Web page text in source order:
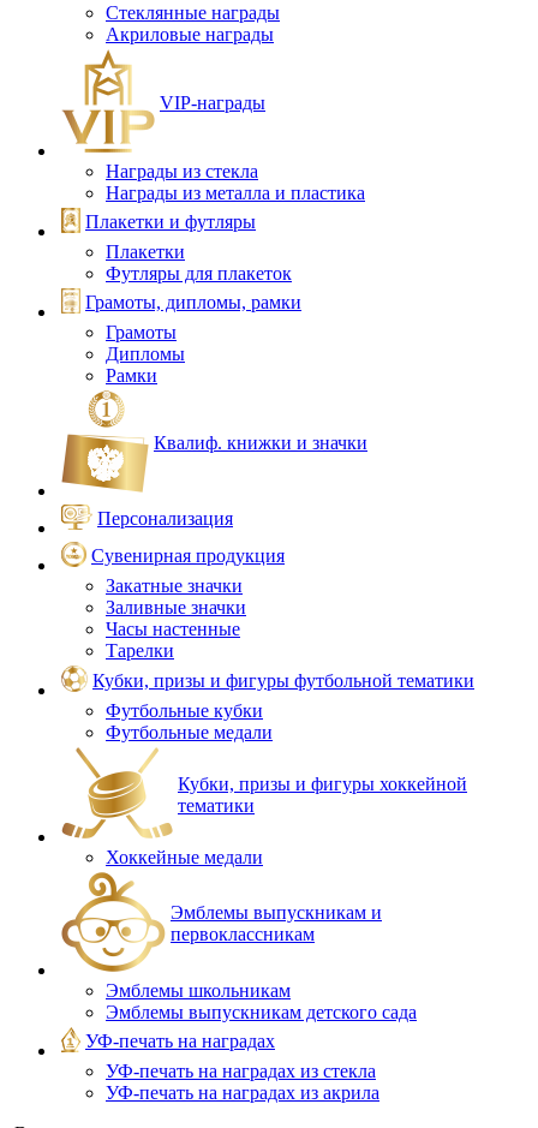
Стеклянные награды
Акриловые награды
VIP‑награды
Награды из стекла
Награды из металла и пластика
Плакетки и футляры
Плакетки
Футляры для плакеток
Грамоты, дипломы, рамки
Грамоты
Дипломы
Рамки
Квалиф. книжки и значки
Персонализация
Сувенирная продукция
Закатные значки
Заливные значки
Часы настенные
Тарелки
Кубки, призы и фигуры футбольной тематики
Футбольные кубки
Футбольные медали
Кубки, призы и фигуры хоккейной
тематики
Хоккейные медали
Эмблемы выпускникам и
первоклассникам
Эмблемы школьникам
Эмблемы выпускникам детского сада
УФ-печать на наградах
УФ‑печать на наградах из стекла
УФ-печать на наградах из акрила